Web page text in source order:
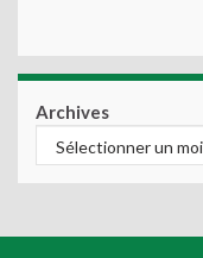
Archives